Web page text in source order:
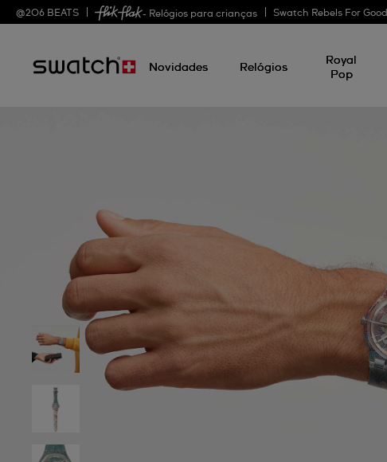
@206 BEATS - Relógios para crianças Swatch Rebels For Good
Novidades Relógios
Royal
Pop